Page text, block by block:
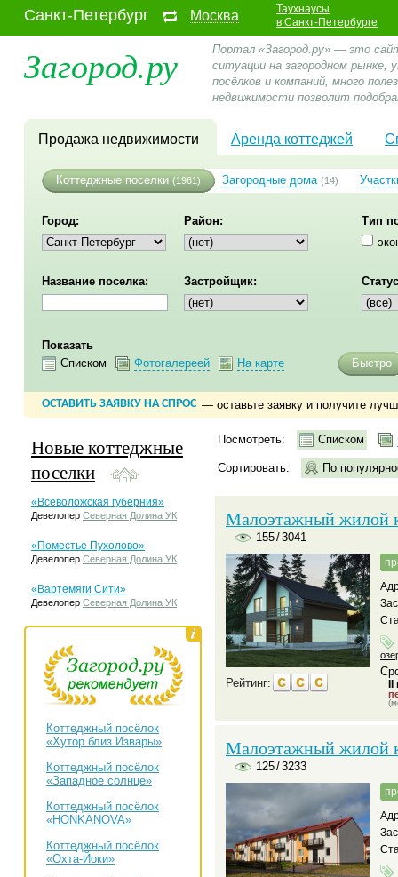
Санкт-Петербург Москва
Таухнаусы
в Санкт-Петербурге
Загород.ру
Портал «Загород.ру» — это
ситуации на загородном
посёлков и компаний, много
недвижимости позволит
Продажа недвижимости Аренда коттеджей
Коттеджные поселки (1961) Загородные дома (14)
Город: Район:
Тип
Название поселка: Застройщик:
Показать
Списком
Фотогалереей На карте Быстро
ОСТАВИТЬ ЗАЯВКУ НА СПРОС — оставьте заявку и получите
Новые коттеджные
поселки
«Всеволожская губерния»
Девелопер Северная Долина УК
«Поместье Пухолово»
Девелопер Северная Долина УК
«Вартемяги Сити»
Девелопер Северная Долина УК
Коттеджный посёлок
«Хутор близ Извары»
Коттеджный посёлок
«Западное солнце»
Коттеджный посёлок
«HONKANOVA»
Коттеджный посёлок
«Охта-Йоки»
Посмотреть: Списком
Сортировать: По
Малоэтажный жилой
155/3041
Рейтинг:
Малоэтажный жилой
125/3233